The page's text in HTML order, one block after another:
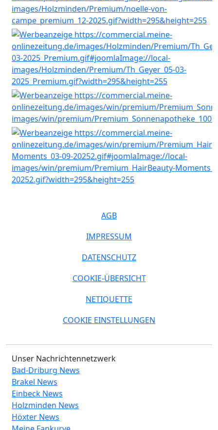
AGB
IMPRESSUM
DATENSCHUTZ
COOKIE-ÜBERSICHT
NETIQUETTE
COOKIE EINSTELLUNGEN
Unser Nachrichtennetzwerk
Bad-Driburg News
Brakel News
Einbeck News
Holzminden News
Höxter News